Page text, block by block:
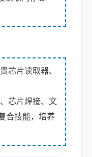
芯片读取器、
芯片焊接、文
合技能，培养